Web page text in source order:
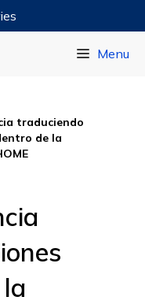
Menu
traduciendo
de la